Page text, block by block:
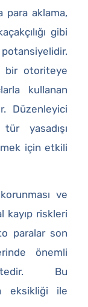
para aklama,
gibi
potansiyelidir.
bir otoriteye
kullanan
Düzenleyici
yasadışı
için etkili
ve
kayıp riskleri
paralar son
önemli
Bu
eksikliği ile